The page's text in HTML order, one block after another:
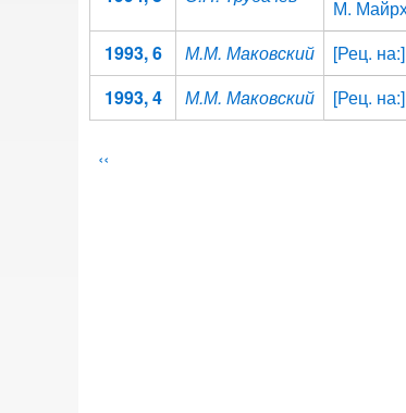
М.
1993, 6 М.М. Маковский [Рец.
1993, 4
М.М. Маковский [Рец.
Нумерация
←
‹‹